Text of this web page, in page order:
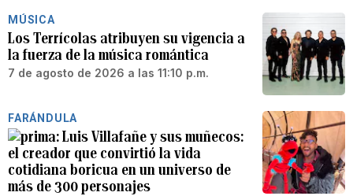
MÚSICA
Los Terrícolas atribuyen su vigencia a
la fuerza de la música romántica
7 de agosto de 2026 a las 11:10 p.m.
FARÁNDULA
Luis Villafañe y sus muñecos:
el creador que convirtió la vida
cotidiana boricua en un universo de
más de 300 personajes